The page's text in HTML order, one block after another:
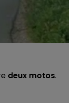
deux motos.